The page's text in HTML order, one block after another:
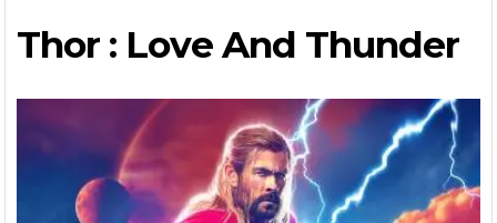
Thor : Love And Thunder